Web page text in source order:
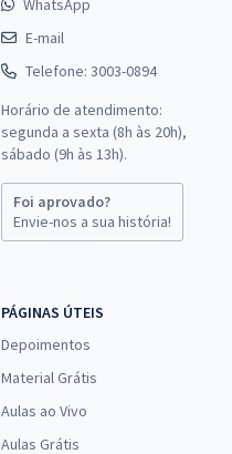
WhatsApp
E-mail
Telefone: 3003-0894
Horário de atendimento:
segunda a sexta (8h às 20h),
sábado (9h às 13h).
Foi aprovado?
Envie-nos a sua história!
PÁGINAS ÚTEIS
Depoimentos
Material Grátis
Aulas ao Vivo
Aulas Grátis